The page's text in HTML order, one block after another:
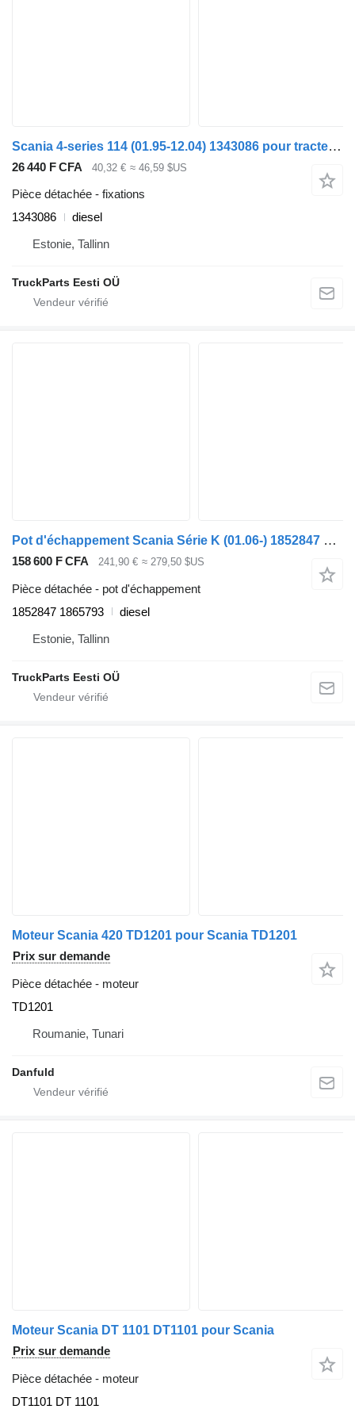
Scania 4-series 114 (01.95-12.04) 1343086 pour tracteur routier Scania 4-series (1995-2006)
26 440 F CFA 40,32 € ≈ 46,59 $US
Pièce détachée - fixations
1343086
diesel
Estonie, Tallinn
TruckParts Eesti OÜ
Pot d'échappement Scania Série K (01.06-) 1852847 1865793 pour Scania K,N,F-series bus (2006-)
158 600 F CFA 241,90 € ≈ 279,50 $US
Pièce détachée - pot d'échappement
1852847 1865793
diesel
Estonie, Tallinn
TruckParts Eesti OÜ
Moteur Scania 420 TD1201 pour Scania TD1201
Prix sur demande
Pièce détachée - moteur
TD1201
Roumanie, Tunari
Danfuld
Moteur Scania DT 1101 DT1101 pour Scania
Prix sur demande
Pièce détachée - moteur
DT1101 DT 1101